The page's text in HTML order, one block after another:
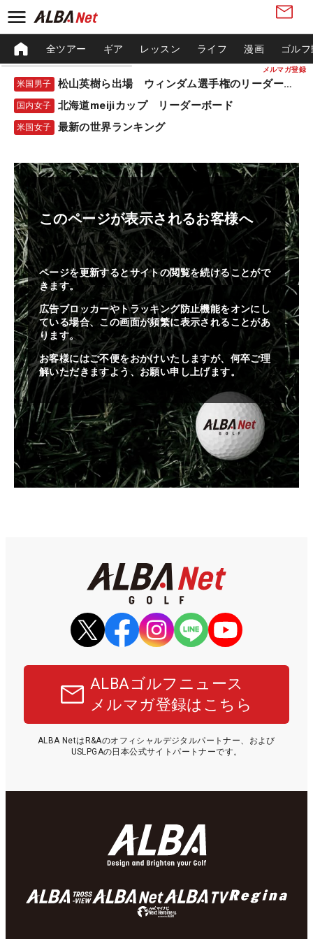
メルマガ登録
全ツアー ギア レッスン ライフ 漫画 ゴル
米国男子 松山英樹ら出場 ウィンダム選手権のリーダーボード
国内女子 北海道meijiカップ リーダーボード
米国女子 最新の世界ランキング
このページが表示されるお客様へ
ページを更新するとサイトの閲覧を続けることがで
きます。
広告ブロッカーやトラッキング防止機能をオンにし
ている場合、この画面が頻繁に表示されることがあ
ります。
お客様にはご不便をおかけいたしますが、何卒ご理
解いただきますよう、お願い申し上げます。
ALBAゴルフニュース
メルマガ登録はこちら
ALBA NetはR&Aのオフィシャルデジタルパートナー、および
USLPGAの日本公式サイトパートナーです。